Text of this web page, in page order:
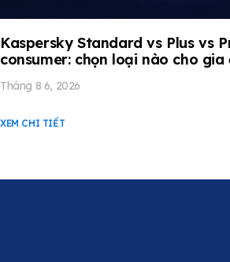
Kaspersky Standard vs Plus vs
consumer: chọn loại nào cho gia
Tháng 8 6, 2026
XEM CHI TIẾT